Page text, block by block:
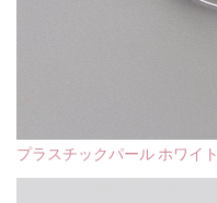
プラスチックパール ホワイト